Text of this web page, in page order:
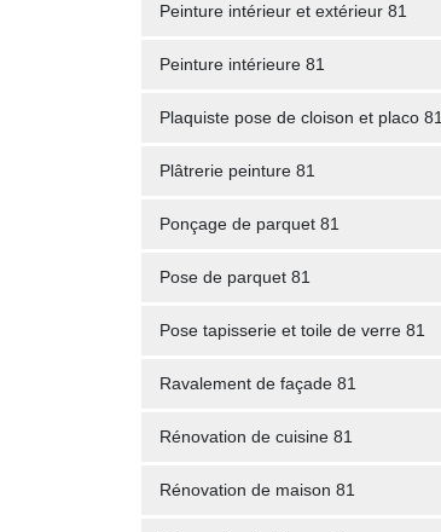
Peinture intérieur et extérieur 81
Peinture intérieure 81
Plaquiste pose de cloison et placo 81
Plâtrerie peinture 81
Ponçage de parquet 81
Pose de parquet 81
Pose tapisserie et toile de verre 81
Ravalement de façade 81
Rénovation de cuisine 81
Rénovation de maison 81